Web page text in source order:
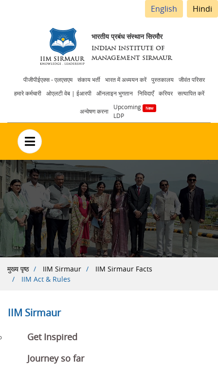
English Hindi
भारतीय प्रबंध संस्थान सिरमौर
INDIAN INSTITUTE OF
MANAGEMENT SIRMAUR
Header
menu
पीजीपीईएक्स - एलएसएम संकाय भर्ती भारत में अध्ययन करें पुस्तकालय
जीवंत परिसर
हमारे कर्मचारी
ओएलटी वेब | ईआरपी ऑनलाइन भुगतान निविदाएँ करियर सत्यापित करें
अन्वेषण करना
Upcoming
LDP
no text
पग
मुख्य पृष्ठ IIM Sirmaur
IIM Sirmaur Facts
IIM Act & Rules
IIM Sirmaur
Get Inspired
Journey so far